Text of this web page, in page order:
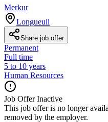
Merkur
Longueuil
Share job offer
Permanent
Full time
5 to 10 years
Human Resources
Job Offer Inactive
This job offer is no longer
removed by the employer.